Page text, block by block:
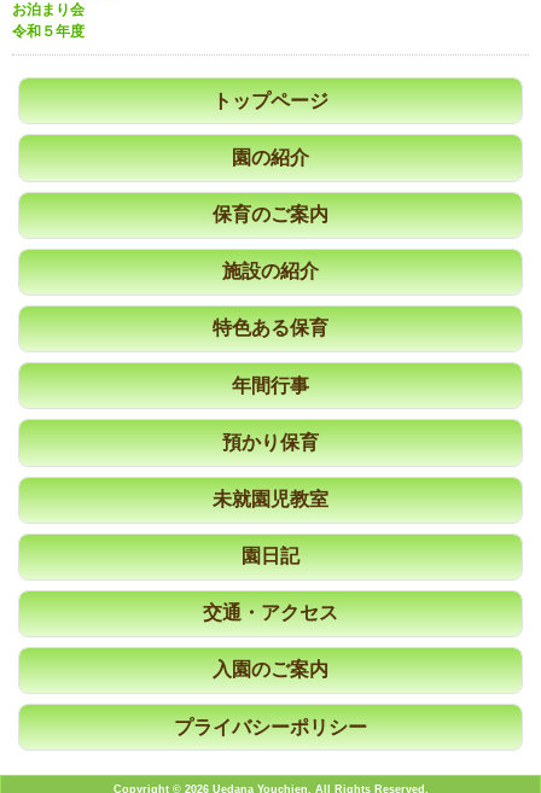
お泊まり会
令和５年度
トップページ
園の紹介
保育のご案内
施設の紹介
特色ある保育
年間行事
預かり保育
未就園児教室
園日記
交通・アクセス
入園のご案内
プライバシーポリシー
Copyright © 2026 Uedana Youchien. All Rights Reserved.